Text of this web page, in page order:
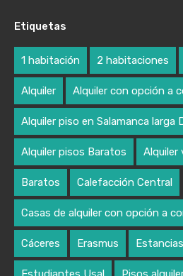
Etiquetas
1 habitación 2 habitaciones
Alquiler Alquiler con opción a
Alquiler piso en Salamanca larga
Alquiler pisos Baratos Alquiler
Baratos Calefacción Central
Casas de alquiler con opción a
Cáceres Erasmus